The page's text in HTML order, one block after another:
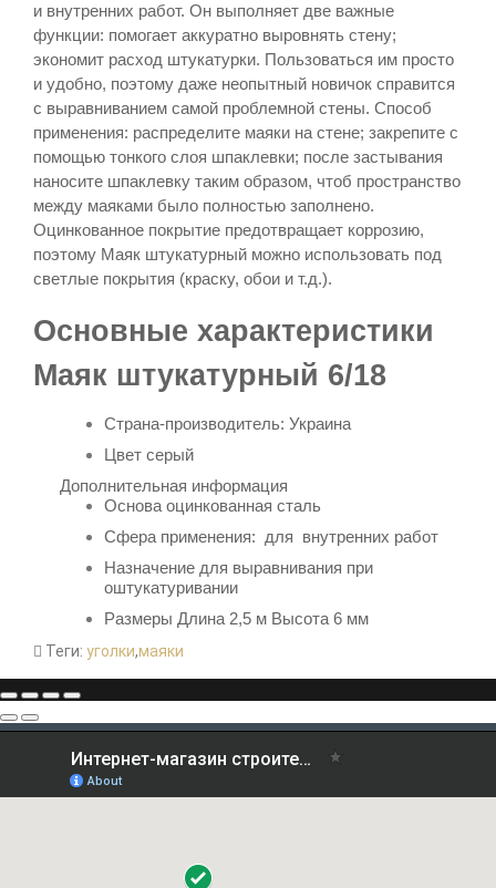
и внутренних работ. Он выполняет две важные
функции: помогает аккуратно выровнять стену;
экономит расход штукатурки. Пользоваться им просто
и удобно, поэтому даже неопытный новичок справится
с выравниванием самой проблемной стены. Способ
применения: распределите маяки на стене; закрепите с
помощью тонкого слоя шпаклевки; после застывания
наносите шпаклевку таким образом, чтоб пространство
между маяками было полностью заполнено.
Оцинкованное покрытие предотвращает коррозию,
поэтому Маяк штукатурный можно использовать под
светлые покрытия (краску, обои и т.д.).​
Основные характеристики
Маяк штукатурный 6/18
Страна-производитель: Украина
Цвет серый
Дополнительная информация
Основа оцинкованная сталь
Сфера применения: для внутренних работ
Назначение для выравнивания при
оштукатуривании
Размеры Длина 2,5 м Высота 6 мм
Теги: уголки,маяки